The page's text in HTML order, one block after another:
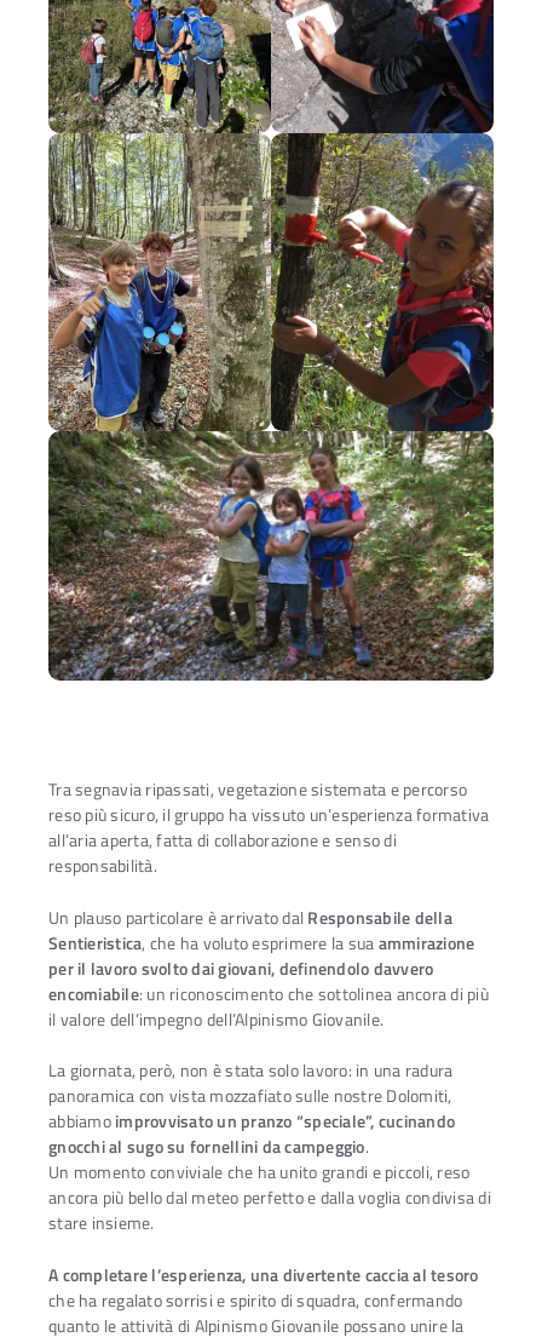
Tra segnavia ripassati, vegetazione sistemata e percorso
reso più sicuro, il gruppo ha vissuto un’esperienza formativa
all’aria aperta, fatta di collaborazione e senso di
responsabilità.
Un plauso particolare è arrivato dal Responsabile della
Sentieristica, che ha voluto esprimere la suaammirazione
per il lavoro svolto dai giovani, definendolo davvero
encomiabile: un riconoscimento che sottolinea ancora di più
il valore dell’impegno dell’Alpinismo Giovanile.
La giornata, però, non è stata solo lavoro: in una radura
panoramica con vista mozzafiato sulle nostre Dolomiti,
abbiamoimprovvisato un pranzo “speciale”, cucinando
gnocchi al sugo su fornellini da campeggio.
Un momento conviviale che ha unito grandi e piccoli, reso
ancora più bello dal meteo perfetto e dalla voglia condivisa di
stare insieme.
A completare l’esperienza, una divertente caccia al tesoro
che ha regalato sorrisi e spirito di squadra, confermando
quanto le attività di Alpinismo Giovanile possano unire la